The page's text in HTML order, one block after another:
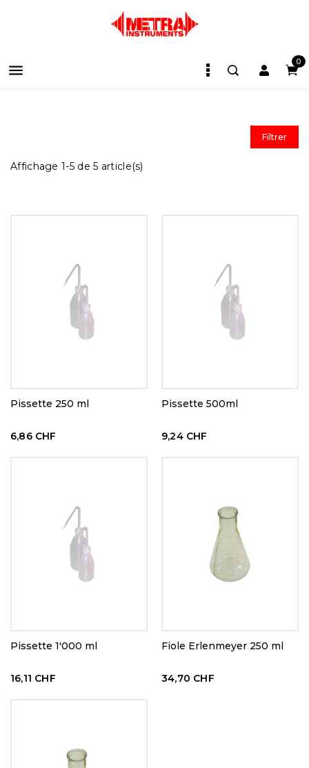
 0
Filtrer
Affichage 1-5 de 5 article(s)
Pissette 250 ml
6,86 CHF
Pissette 500ml
9,24 CHF
Pissette 1'000 ml
16,11 CHF
Fiole Erlenmeyer 250 ml
34,70 CHF